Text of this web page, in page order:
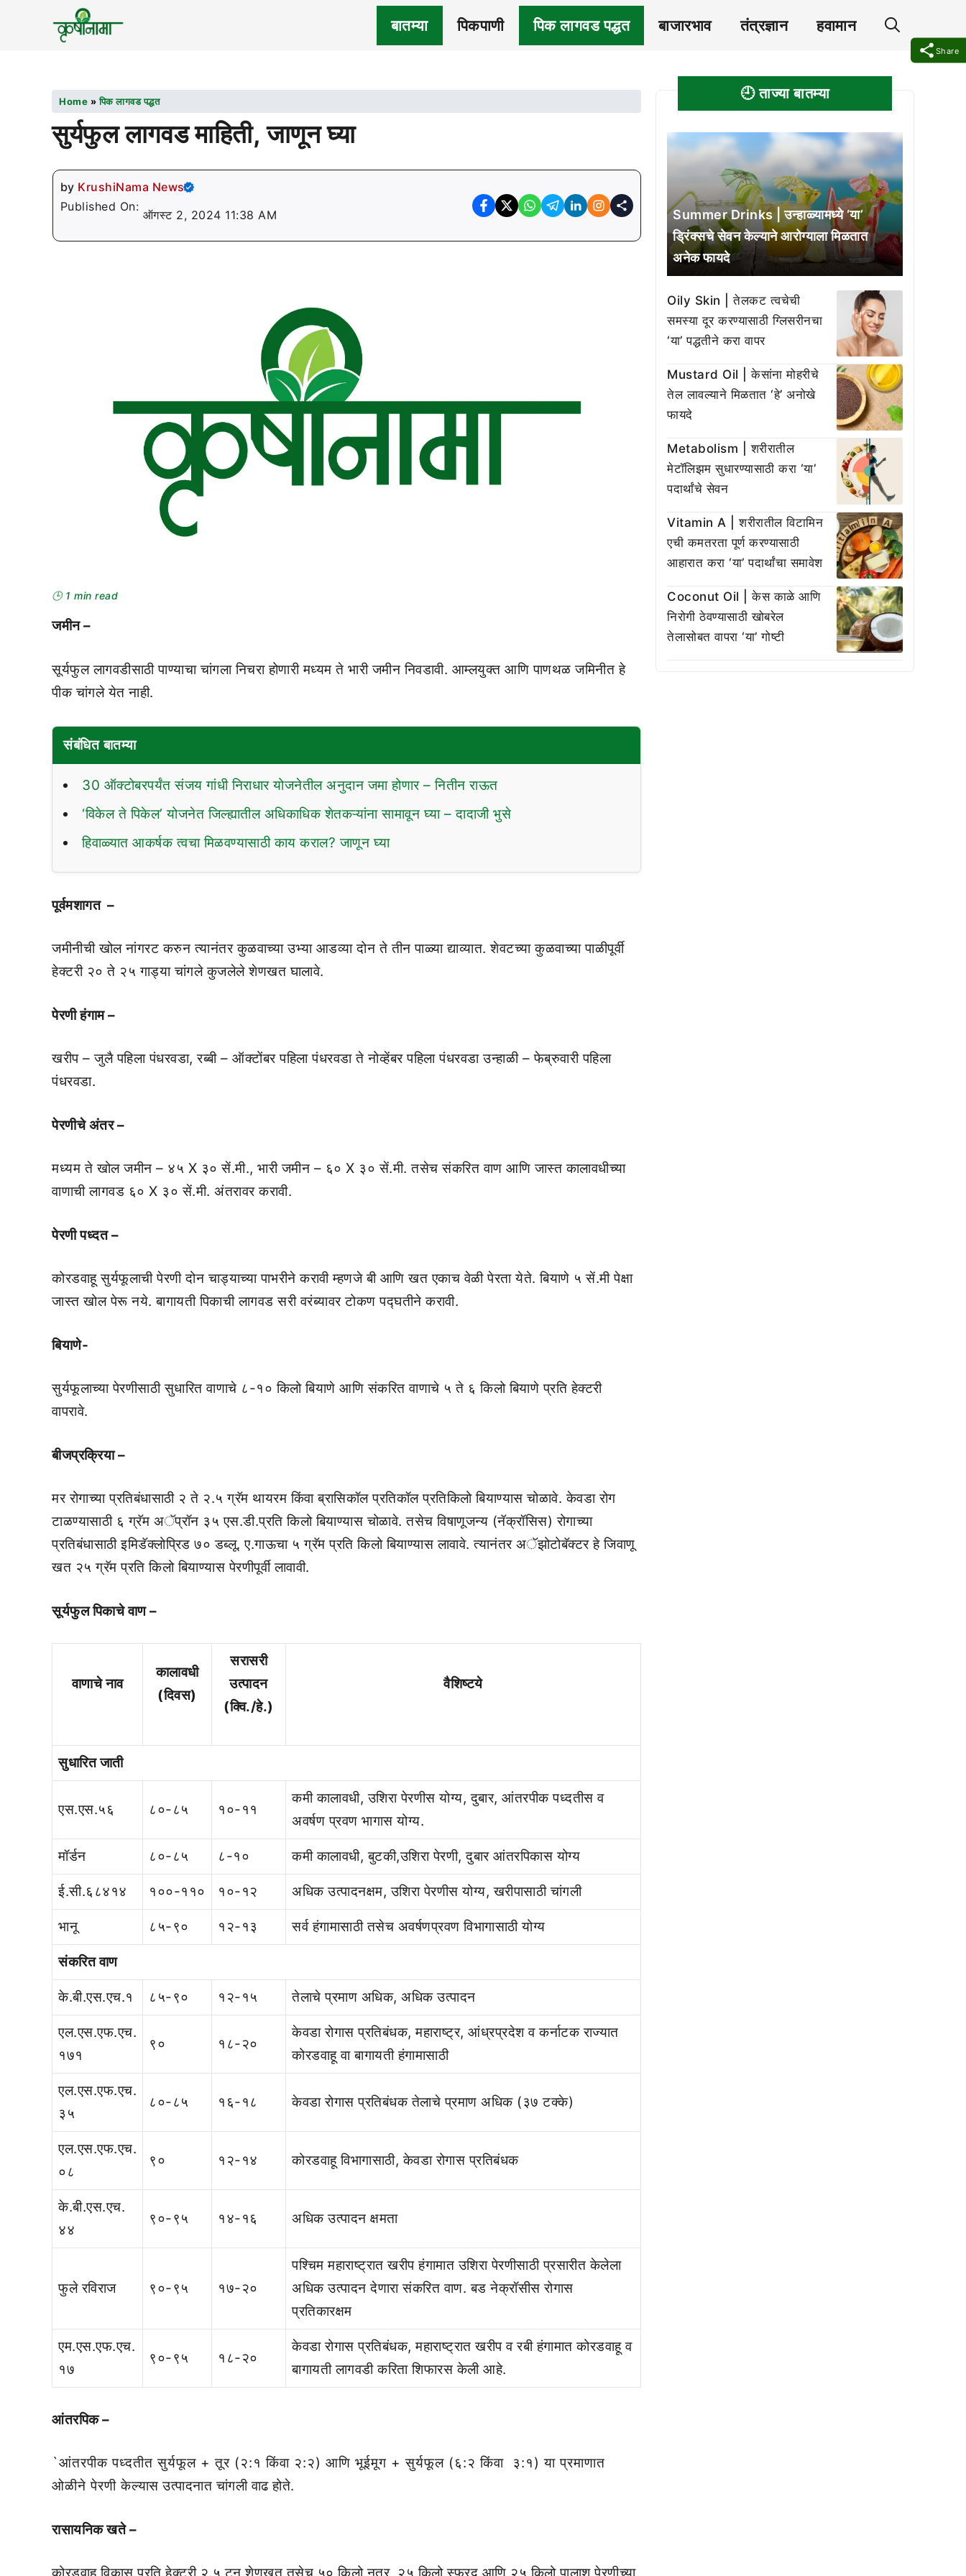
बातम्या पिकपाणी पिक लागवड पद्धत बाजारभाव तंत्रज्ञान हवामान
Share
Home »पिक लागवड पद्धत
सुर्यफुल लागवड माहिती, जाणून घ्या
by KrushiNama News
Published On:
ऑगस्ट 2, 2024 11:38 AM
🕒 1 min read
जमीन –
सूर्यफुल लागवडीसाठी पाण्याचा चांगला निचरा होणारी मध्यम ते भारी जमीन निवडावी. आम्लयुक्त आणि पाणथळ जमिनीत हे
पीक चांगले येत नाही.
संबंधित बातम्या
30 ऑक्टोबरपर्यंत संजय गांधी निराधार योजनेतील अनुदान जमा होणार – नितीन राऊत
‘विकेल ते पिकेल’ योजनेत जिल्ह्यातील अधिकाधिक शेतकऱ्यांना सामावून घ्या – दादाजी भुसे
हिवाळ्यात आकर्षक त्वचा मिळवण्यासाठी काय कराल? जाणून घ्या
पूर्वमशागत –
जमीनीची खोल नांगरट करुन त्यानंतर कुळवाच्या उभ्या आडव्या दोन ते तीन पाळ्या द्याव्यात. शेवटच्या कुळवाच्या पाळीपूर्वी
हेक्टरी २० ते २५ गाड्या चांगले कुजलेले शेणखत घालावे.
पेरणीहंगाम –
खरीप – जुलै पहिला पंधरवडा, रब्बी – ऑक्टोंबर पहिला पंधरवडा ते नोव्हेंबर पहिला पंधरवडा उन्हाळी – फेब्रुवारी पहिला
पंधरवडा.
पेरणीचे अंतर –
मध्यम ते खोल जमीन – ४५ X ३० सें.मी., भारी जमीन – ६० X ३० सें.मी. तसेच संकरित वाण आणि जास्त कालावधीच्या
वाणाची लागवड ६० X ३० सें.मी. अंतरावर करावी.
पेरणी पध्दत –
कोरडवाहू सुर्यफूलाची पेरणी दोन चाड्याच्या पाभरीने करावी म्हणजे बी आणि खत एकाच वेळी पेरता येते. बियाणे ५ सें.मी पेक्षा
जास्त खोल पेरू नये. बागायती पिकाची लागवड सरी वरंब्यावर टोकण पद्घतीने करावी.
बियाणे-
सुर्यफूलाच्या पेरणीसाठी सुधारित वाणाचे ८-१० किलो बियाणे आणि संकरित वाणाचे ५ ते ६ किलो बियाणे प्रति हेक्टरी
वापरावे.
बीजप्रक्रिया –
मर रोगाच्या प्रतिबंधासाठी २ ते २.५ ग्रॅम थायरम किंवा ब्रासिकॉल प्रतिकॉल प्रतिकिलो बियाण्यास चोळावे. केवडा रोग
टाळण्यासाठी ६ ग्रॅम अॅप्रॉन ३५ एस.डी.प्रति किलो बियाण्यास चोळावे. तसेच विषाणूजन्य (नॅक्रॉसिस) रोगाच्या
प्रतिबंधासाठी इमिडॅक्लोप्रिड ७० डब्लू. ए.गाऊचा ५ ग्रॅम प्रति किलो बियाण्यास लावावे. त्यानंतर अॅझोटोबॅक्टर हे जिवाणू
खत २५ ग्रॅम प्रति किलो बियाण्यास पेरणीपूर्वी लावावी.
सूर्यफुल पिकाचे वाण –
वाणाचे नाव
कालावधी
(दिवस)
सरासरी
उत्पादन
(क्वि./हे.)
वैशिष्टये
सुधारित जाती
एस.एस.५६ ८०-८५ १०-११
कमी कालावधी, उशिरा पेरणीस योग्य, दुबार, आंतरपीक पध्दतीस व
अवर्षण प्रवण भागास योग्य.
मॉर्डन ८०-८५ ८-१० कमी कालावधी, बुटकी,उशिरा पेरणी, दुबार आंतरपिकास योग्य
ई.सी.६८४१४ १००-११० १०-१२ अधिक उत्पादनक्षम, उशिरा पेरणीस योग्य, खरीपासाठी चांगली
भानू ८५-९० १२-१३ सर्व हंगामासाठी तसेच अवर्षणप्रवण विभागासाठी योग्य
संकरित वाण
के.बी.एस.एच.१ ८५-९० १२-१५ तेलाचे प्रमाण अधिक, अधिक उत्पादन
एल.एस.एफ.एच.
१७१
९० १८-२०
केवडा रोगास प्रतिबंधक, महाराष्ट्र, आंध्रप्रदेश व कर्नाटक राज्यात
कोरडवाहू वा बागायती हंगामासाठी
एल.एस.एफ.एच.
३५
८०-८५ १६-१८ केवडा रोगास प्रतिबंधक तेलाचे प्रमाण अधिक (३७ टक्के)
एल.एस.एफ.एच.
०८
९० १२-१४ कोरडवाहू विभागासाठी, केवडा रोगास प्रतिबंधक
के.बी.एस.एच.
४४
९०-९५ १४-१६ अधिक उत्पादन क्षमता
फुले रविराज ९०-९५ १७-२०
पश्चिम महाराष्ट्रात खरीप हंगामात उशिरा पेरणीसाठी प्रसारीत केलेला
अधिक उत्पादन देणारा संकरित वाण. बड नेक्रॉसीस रोगास
प्रतिकारक्षम
एम.एस.एफ.एच.
१७
९०-९५ १८-२०
केवडा रोगास प्रतिबंधक, महाराष्ट्रात खरीप व रबी हंगामात कोरडवाहू व
बागायती लागवडी करिता शिफारस केली आहे.
आंतरपिक –
`आंतरपीक पध्दतीत सुर्यफूल + तूर (२:१ किंवा २:२) आणि भूईमूग + सुर्यफूल (६:२ किंवा ३:१) या प्रमाणात
ओळीने पेरणी केल्यास उत्पादनात चांगली वाढ होते.
रासायनिक खते –
🕘 ताज्या बातम्या
Summer Drinks | उन्हाळ्यामध्ये ‘या’
ड्रिंक्सचे सेवन केल्याने आरोग्याला मिळतात
अनेक फायदे
Oily Skin | तेलकट त्वचेची
समस्या दूर करण्यासाठी ग्लिसरीनचा
‘या’ पद्धतीने करा वापर
Mustard Oil | केसांना मोहरीचे
तेल लावल्याने मिळतात ‘हे’ अनोखे
फायदे
Metabolism | शरीरातील
मेटॉलिझम सुधारण्यासाठी करा ‘या’
पदार्थांचे सेवन
Vitamin A | शरीरातील विटामिन
एची कमतरता पूर्ण करण्यासाठी
आहारात करा ‘या’ पदार्थांचा समावेश
Coconut Oil | केस काळे आणि
निरोगी ठेवण्यासाठी खोबरेल
तेलासोबत वापरा ‘या’ गोष्टी